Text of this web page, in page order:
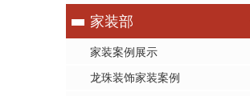
家装部
家装案例展示
龙珠装饰家装案例